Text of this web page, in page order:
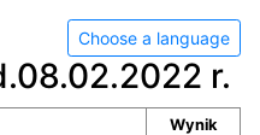
Choose a language
r.
Wynik